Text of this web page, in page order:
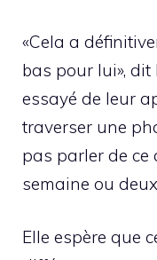
«Cela a
bas pour lui», dit
essayé de leur
traverser une
pas parler de ce
semaine ou
Elle espère que